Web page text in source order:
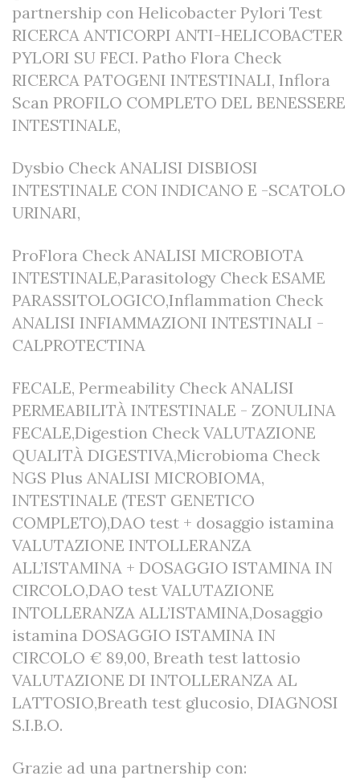
partnership con Helicobacter Pylori Test
RICERCA ANTICORPI ANTI-HELICOBACTER
PYLORI SU FECI. Patho Flora Check
RICERCA PATOGENI INTESTINALI, Inflora
Scan PROFILO COMPLETO DEL BENESSERE
INTESTINALE,
Dysbio Check ANALISI DISBIOSI
INTESTINALE CON INDICANO E -SCATOLO
URINARI,
ProFlora Check ANALISI MICROBIOTA
INTESTINALE,Parasitology Check ESAME
PARASSITOLOGICO,Inflammation Check
ANALISI INFIAMMAZIONI INTESTINALI -
CALPROTECTINA
FECALE, Permeability Check ANALISI
PERMEABILITÀ INTESTINALE - ZONULINA
FECALE,Digestion Check VALUTAZIONE
QUALITÀ DIGESTIVA,Microbioma Check
NGS Plus ANALISI MICROBIOMA,
INTESTINALE (TEST GENETICO
COMPLETO),DAO test + dosaggio istamina
VALUTAZIONE INTOLLERANZA
ALL’ISTAMINA + DOSAGGIO ISTAMINA IN
CIRCOLO,DAO test VALUTAZIONE
INTOLLERANZA ALL’ISTAMINA,Dosaggio
istamina DOSAGGIO ISTAMINA IN
CIRCOLO € 89,00, Breath test lattosio
VALUTAZIONE DI INTOLLERANZA AL
LATTOSIO,Breath test glucosio, DIAGNOSI
S.I.B.O.
Grazie ad una partnership con: